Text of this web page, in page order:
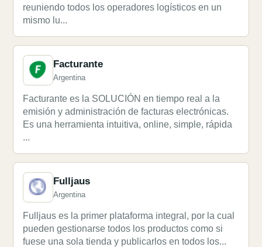
reuniendo todos los operadores logísticos en un
mismo lu...
Facturante
Argentina
Facturante es la SOLUCIÓN en tiempo real a la
emisión y administración de facturas electrónicas.
Es una herramienta intuitiva, online, simple, rápida
...
Fulljaus
Argentina
Fulljaus es la primer plataforma integral, por la cual
pueden gestionarse todos los productos como si
fuese una sola tienda y publicarlos en todos los...